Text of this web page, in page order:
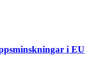
i EU